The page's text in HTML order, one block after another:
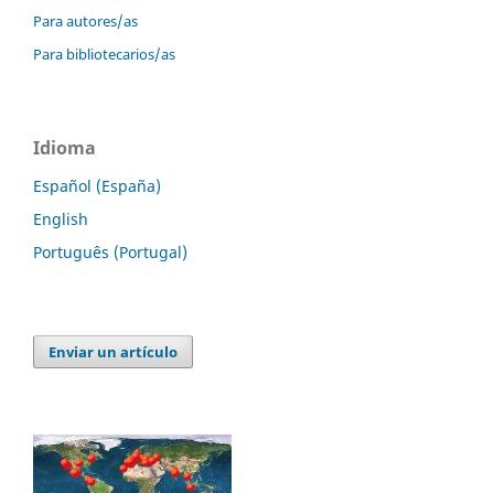
Para autores/as
Para bibliotecarios/as
Idioma
Español (España)
English
Português (Portugal)
Enviar un artículo